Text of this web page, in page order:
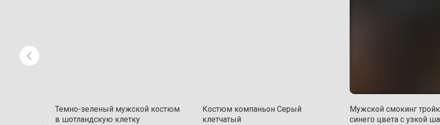
Темно-зеленый мужской костюм
в шотландскую клетку
Костюм компаньон Серый
клетчатый
Мужской смокинг
синего цвета с узкой